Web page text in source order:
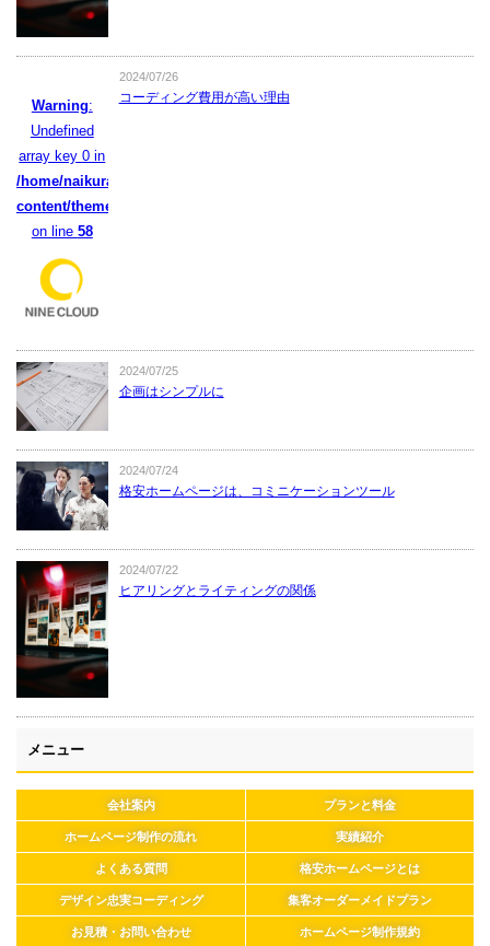
Warning:
Undefined
array key 0 in
/home/naikura/naikura.com/public_html/wpcms/wp-
content/themes/naikura/functions.php
on line 58
2024/07/26
コーディング費用が高い理由
2024/07/25
企画はシンプルに
2024/07/24
格安ホームページは、コミニケーションツール
2024/07/22
ヒアリングとライティングの関係
メニュー
会社案内 プランと料金
ホームページ制作の流れ 実績紹介
よくある質問 格安ホームページとは
デザイン忠実コーディング 集客オーダーメイドプラン
お見積・お問い合わせ ホームページ制作規約